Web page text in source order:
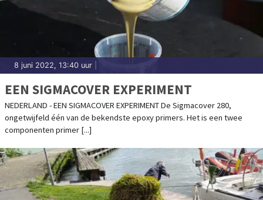
8 juni 2022, 13:40 uur
EEN SIGMACOVER EXPERIMENT
NEDERLAND - EEN SIGMACOVER EXPERIMENT De Sigmacover 280,
ongetwijfeld één van de bekendste epoxy primers. Het is een twee
componenten primer [...]